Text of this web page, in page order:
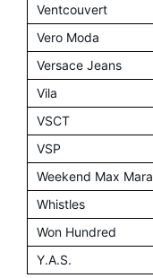
Ventcouvert
Vero Moda
Versace Jeans
Vila
VSCT
VSP
Weekend Max Mara
Whistles
Won Hundred
Y.A.S.